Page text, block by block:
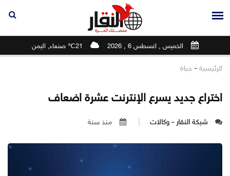
الخميس , اغسطس 6 , 2026 21℃ صنعاء, اليمن
الرئيسية - حياة
اختراع جديد يسرع الإنترنت عشرة اضعاف
شبكة النقار - وكالات منذ سنة